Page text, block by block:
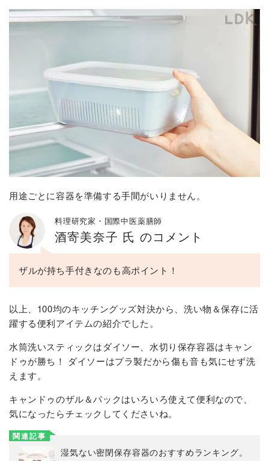
用途ごとに容器を準備する手間がいりません。
料理研究家・国際中医薬膳師
酒寄美奈子 氏 のコメント
ザルが持ち手付きなのも高ポイント！
以上、100均のキッチングッズ対決から、洗い物＆保存に活
躍する便利アイテムの紹介でした。
水筒洗いスティックはダイソー、水切り保存容器はキャン
ドゥが勝ち！ ダイソーはプラ製だから傷も音も気にせず洗
えます。
キャンドゥのザル＆パックはいろいろ使えて便利なので、
気になったらチェックしてくださいね。
関連記事
湿気ない密閉保存容器のおすすめランキング。